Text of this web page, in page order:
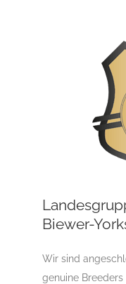
Biewer-
Wir sind
genuine Breeders